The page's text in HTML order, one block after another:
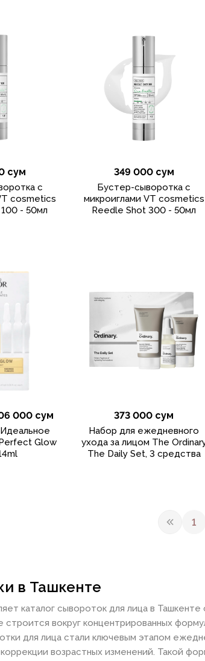
сум
с
cosmetics
- 50мл
349 000 сум
Бустер-сыворотка с
микроиглами VT cosmetics
Reedle Shot 300 - 50мл
000 сум
Glow
373 000 сум
Набор для ежедневного
ухода за лицом The
The Daily Set, 3 средства
1
в Ташкенте
каталог сывороток для лица в
строится вокруг концентрированных
для лица стали ключевым этапом
возрастных изменений. Такой